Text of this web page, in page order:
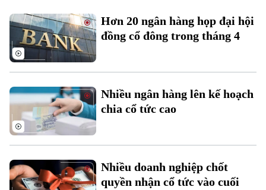
Hơn 20 ngân hàng họp đại hội
đồng cổ đông trong tháng 4
Nhiều ngân hàng lên kế hoạch
chia cổ tức cao
Nhiều doanh nghiệp chốt
quyền nhận cổ tức vào cuối